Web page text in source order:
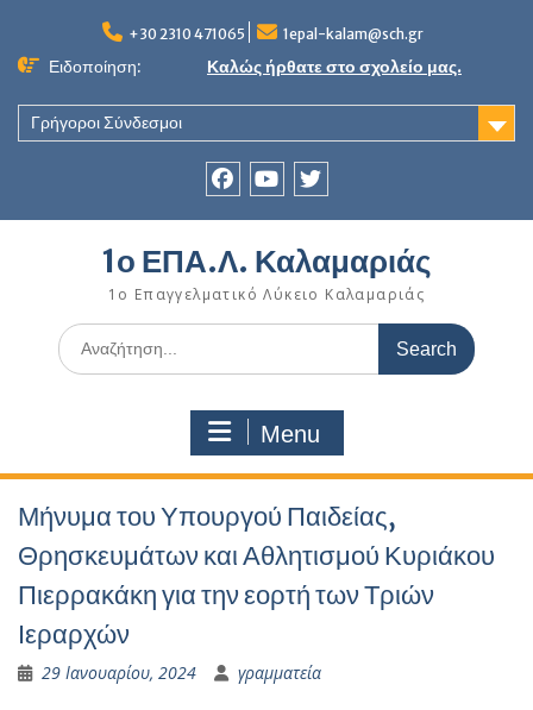
content
+30 2310 471065 1epal-kalam@sch.gr
Ειδοποίηση: Καλώς ήρθατε στο σχολείο μας.
Γρήγοροι Σύνδεσμοι
1ο ΕΠΑ.Λ. Καλαμαριάς
1ο Επαγγελματικό Λύκειο Καλαμαριάς
Search
for:
Menu
Μήνυμα του Υπουργού Παιδείας,
Θρησκευμάτων και Αθλητισμού Κυριάκου
Πιερρακάκη για την εορτή των Τριών
Ιεραρχών
29 Ιανουαρίου, 2024 γραμματεία